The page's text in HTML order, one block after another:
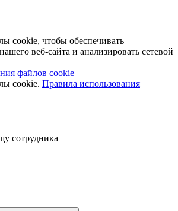
cookie, чтобы обеспечивать
веб-сайта и анализировать сетевой
файлов cookie
cookie. Правила использования
сотрудника